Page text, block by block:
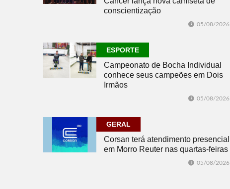
conscientização
05/08/2026
ESPORTE
Campeonato de Bocha Individual
conhece seus campeões em Dois
Irmãos
05/08/2026
GERAL
Corsan terá atendimento presencial
em Morro Reuter nas quartas-feiras
05/08/2026